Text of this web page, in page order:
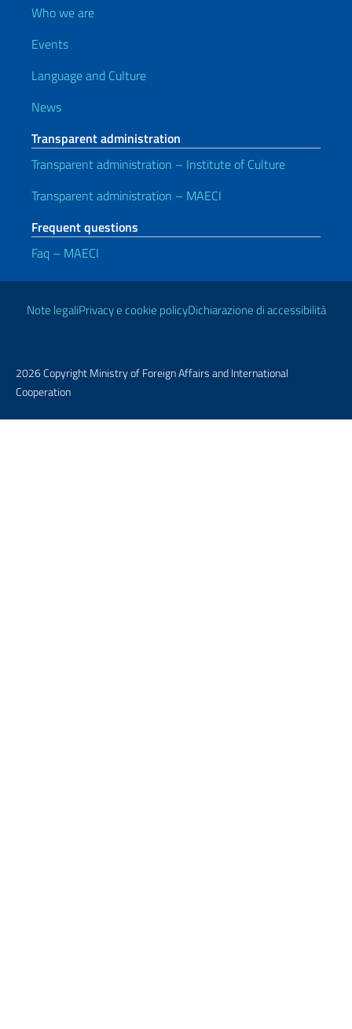
Who we are
Events
Language and Culture
News
Transparent administration
Transparent administration – Institute of Culture
Transparent administration – MAECI
Frequent questions
Faq – MAECI
Useful links
Note legaliPrivacy e cookie policyDichiarazione di accessibilità
2026 Copyright Ministry of Foreign Affairs and International
Cooperation